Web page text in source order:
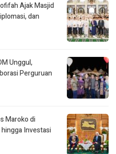
Ajak Masjid
dan
Unggul,
Perguruan
Maroko di
hingga Investasi